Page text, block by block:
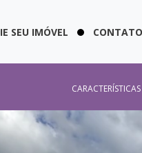
SEU IMÓVEL